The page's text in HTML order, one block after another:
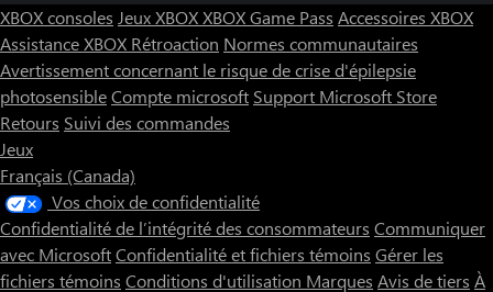
XBOX consoles Jeux XBOXXBOX Game Pass Accessoires XBOX
Assistance XBOX Rétroaction Normes communautaires
Avertissement concernant le risque de crise d'épilepsie
photosensibleCompte microsoft Support Microsoft Store
Retours Suivi des commandes
Jeux
Français (Canada)
Vos choix de confidentialité
Confidentialité de l’intégrité des consommateurs Communiquer
avec MicrosoftConfidentialité et fichiers témoins Gérer les
fichiers témoins Conditions d'utilisation Marques Avis de tiers À